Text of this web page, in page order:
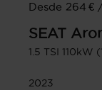
Desde 264 €
SEAT
1.5 TSI 110kW
2023